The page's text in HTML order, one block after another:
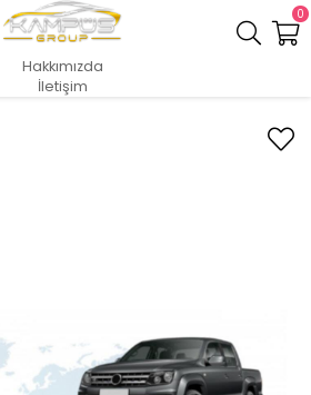
Hakkımızda
İletişim
0
4D ARACA ÖZEL PASPASLAR